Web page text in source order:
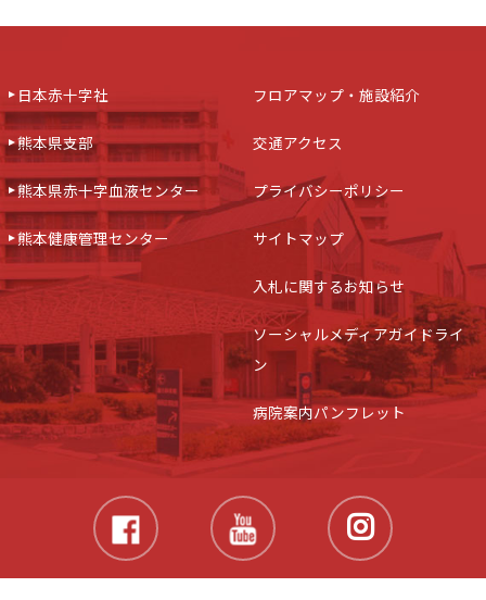
日本赤十字社
熊本県支部
熊本県赤十字血液センター
熊本健康管理センター
フロアマップ・施設紹介
交通アクセス
プライバシーポリシー
サイトマップ
入札に関するお知らせ
ソーシャルメディアガイドライ
ン
病院案内パンフレット